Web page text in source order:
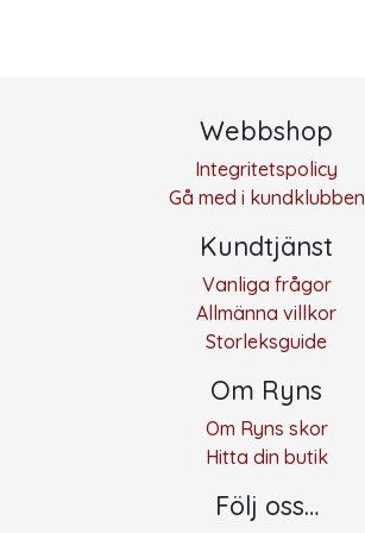
Webbshop
Integritetspolicy
Gå med i kundklubben
Kundtjänst
Vanliga frågor
Allmänna villkor
Storleksguide
Om Ryns
Om Ryns skor
Hitta din butik
Följ oss…